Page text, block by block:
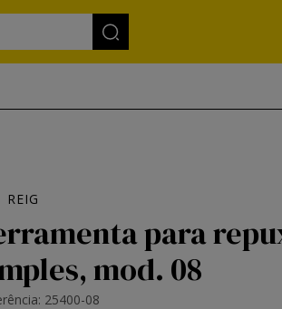
REIG
para
mod. 08
25400-08